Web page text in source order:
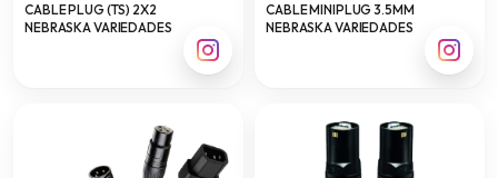
CABLE PLUG (TS) 2X2
NEBRASKA VARIEDADES
CABLE MINIPLUG 3.5MM
NEBRASKA VARIEDADES